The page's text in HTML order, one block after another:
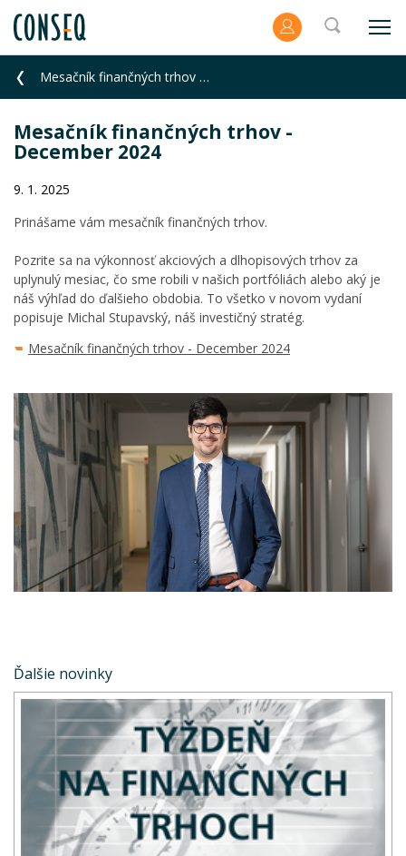
Mesačník finančných trhov - December 2024
Mesačník finančných trhov -
December 2024
9. 1. 2025
Prinášame vám mesačník finančných trhov.
Pozrite sa na výkonnosť akciových a dlhopisových trhov za
uplynulý mesiac, čo sme robili v našich portfóliách alebo aký je
náš výhľad do ďalšieho obdobia. To všetko v novom vydaní
popisuje Michal Stupavský, náš investičný stratég.
Mesačník finančných trhov - December 2024
Ďalšie novinky